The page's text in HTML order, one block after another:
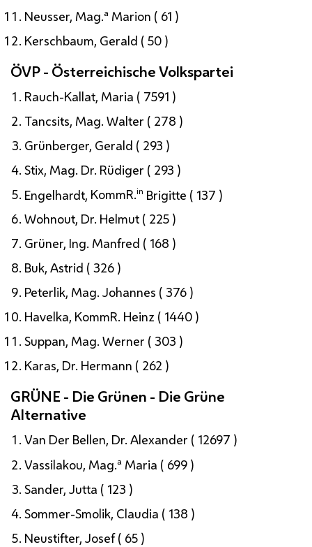
Neusser, Mag.a Marion ( 61 )
Kerschbaum, Gerald ( 50 )
ÖVP - Österreichische Volkspartei
Rauch-Kallat, Maria ( 7591 )
Tancsits, Mag. Walter ( 278 )
Grünberger, Gerald ( 293 )
Stix, Mag. Dr. Rüdiger ( 293 )
Engelhardt, KommR.in Brigitte ( 137 )
Wohnout, Dr. Helmut ( 225 )
Grüner, Ing. Manfred ( 168 )
Buk, Astrid ( 326 )
Peterlik, Mag. Johannes ( 376 )
Havelka, KommR. Heinz ( 1440 )
Suppan, Mag. Werner ( 303 )
Karas, Dr. Hermann ( 262 )
GRÜNE - Die Grünen - Die Grüne
Alternative
Van Der Bellen, Dr. Alexander ( 12697 )
Vassilakou, Mag.a Maria ( 699 )
Sander, Jutta ( 123 )
Sommer-Smolik, Claudia ( 138 )
Neustifter, Josef ( 65 )